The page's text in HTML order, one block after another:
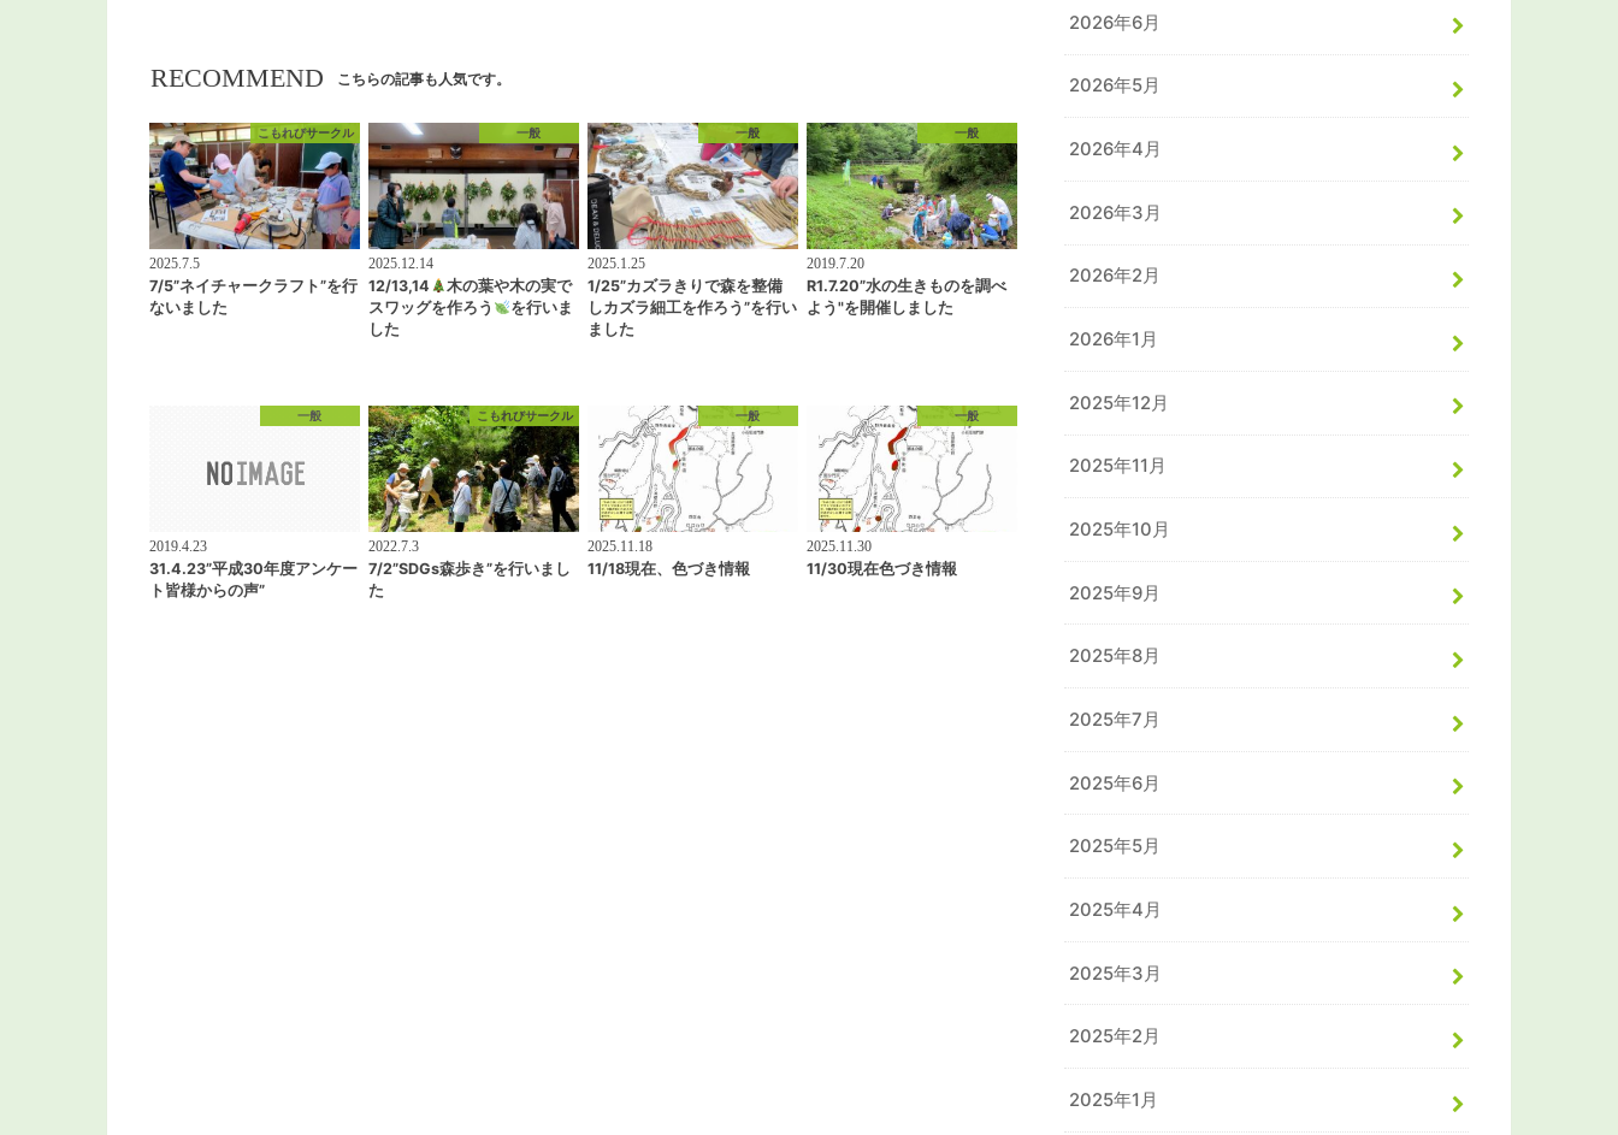
RECOMMEND こちらの記事も人気です。
こもれびサークル
2025.7.5
7/5”ネイチャークラフト”を行
ないました
一般
2025.12.14
12/13,14
木の葉や木の実で
スワッグを作ろう
を行いま
した
一般
2025.1.25
1/25”カズラきりで森を整備
しカズラ細工を作ろう”を行い
ました
一般
2019.7.20
R1.7.20”水の生きものを調べ
よう"を開催しました
一般
2019.4.23
31.4.23”平成30年度アンケー
ト皆様からの声”
こもれびサークル
2022.7.3
7/2”SDGs森歩き”を行いまし
た
一般
2025.11.18
11/18現在、色づき情報
一般
2025.11.30
11/30現在色づき情報
2026年6月
2026年5月
2026年4月
2026年3月
2026年2月
2026年1月
2025年12月
2025年11月
2025年10月
2025年9月
2025年8月
2025年7月
2025年6月
2025年5月
2025年4月
2025年3月
2025年2月
2025年1月